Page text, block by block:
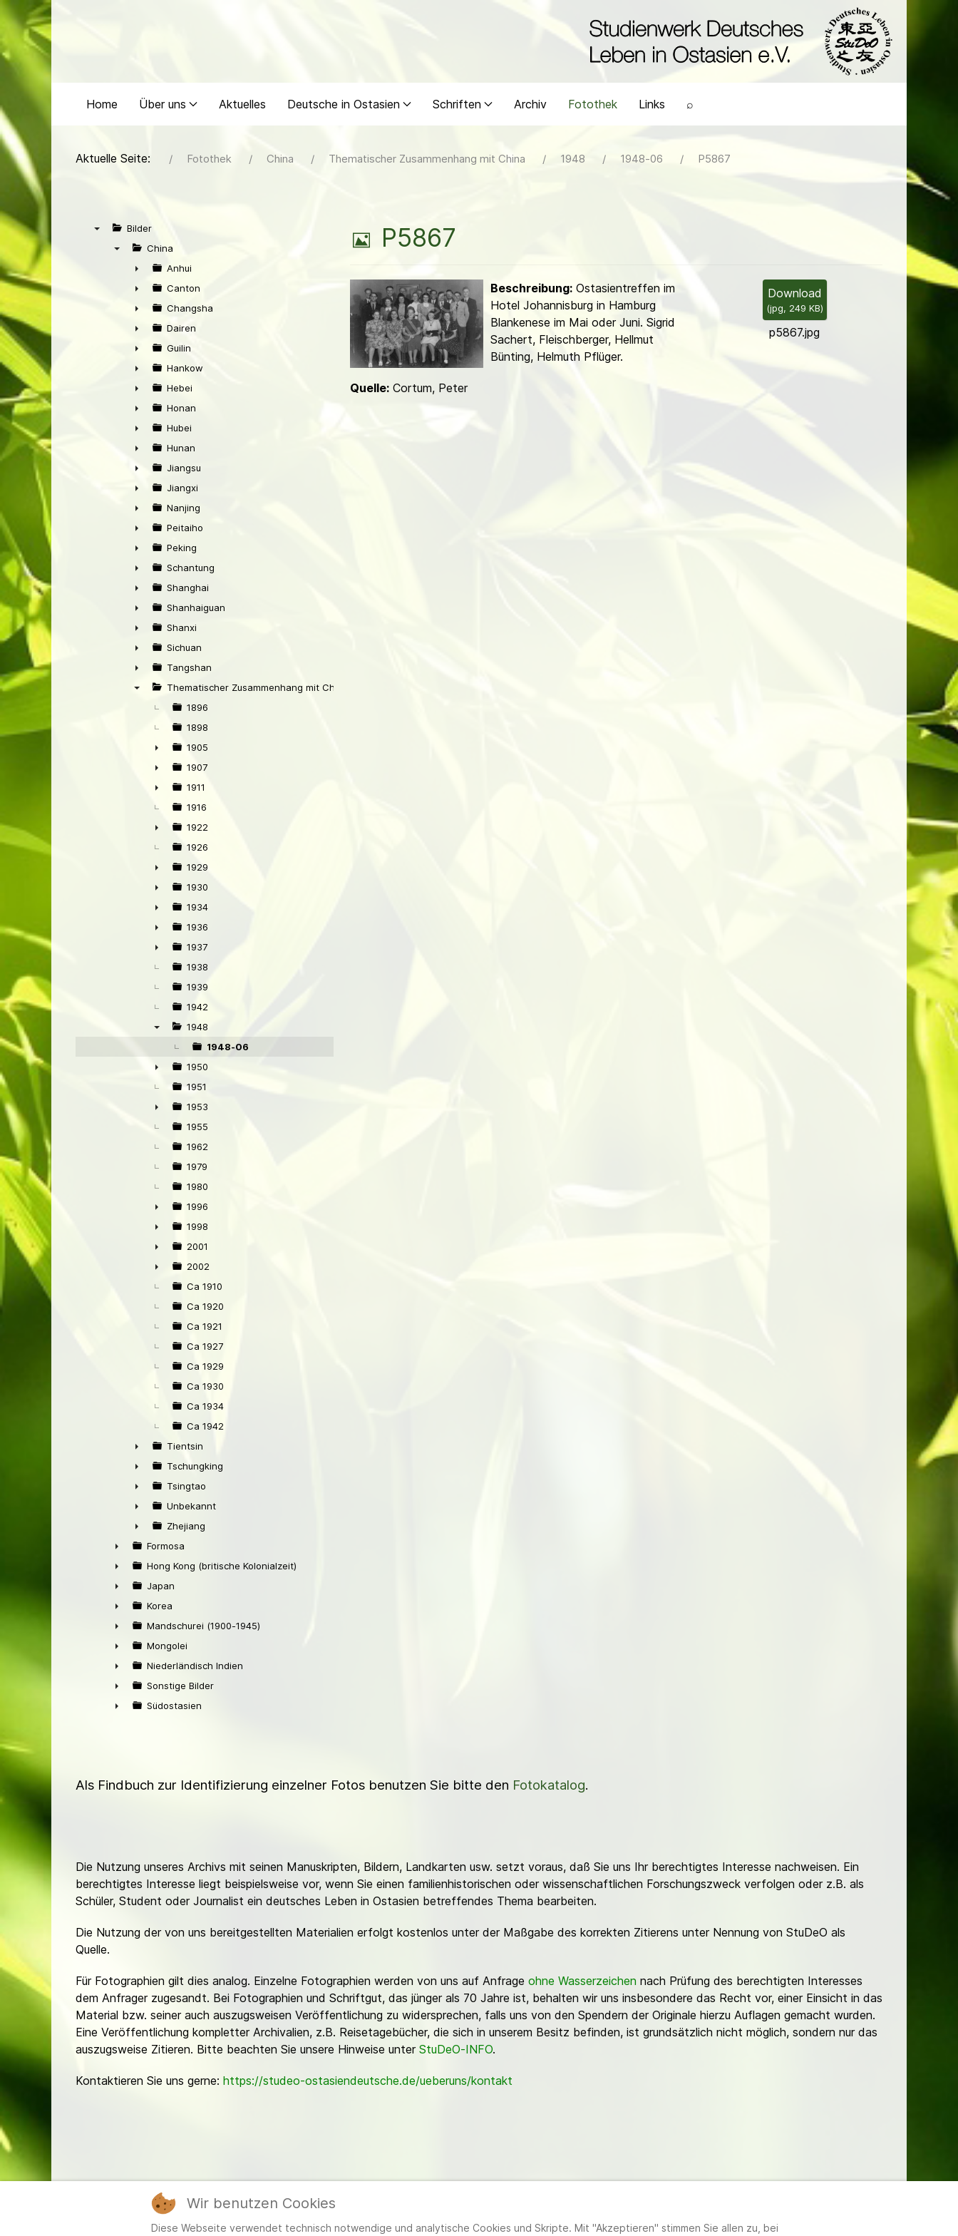
Home Über uns Aktuelles Deutsche in Ostasien Schriften Archiv Fotothek Links ⌕
Aktuelle Seite: Fotothek China Thematischer Zusammenhang mit China 1948 1948-06 P5867
Bilder
China
►
Anhui
►
Canton
►
Changsha
►
Dairen
►
Guilin
►
Hankow
►
Hebei
►
Honan
►
Hubei
►
Hunan
►
Jiangsu
►
Jiangxi
►
Nanjing
►
Peitaiho
►
Peking
►
Schantung
►
Shanghai
►
Shanhaiguan
►
Shanxi
►
Sichuan
►
Tangshan
Thematischer Zusammenhang mit China
1896
1898
►
1905
►
1907
►
1911
1916
►
1922
1926
►
1929
►
1930
►
1934
►
1936
►
1937
1938
1939
1942
1948
1948-06
►
1950
1951
►
1953
1955
1962
1979
1980
►
1996
►
1998
►
2001
►
2002
Ca 1910
Ca 1920
Ca 1921
Ca 1927
Ca 1929
Ca 1930
Ca 1934
Ca 1942
►
Tientsin
►
Tschungking
►
Tsingtao
►
Unbekannt
►
Zhejiang
►
Formosa
►
Hong Kong (britische Kolonialzeit)
►
Japan
►
Korea
►
Mandschurei (1900-1945)
►
Mongolei
►
Niederländisch Indien
►
Sonstige Bilder
Südostasien
B
l
d
P5867
Download
(jpg, 249 KB)
p5867.jpg
Beschreibung:Ostasientreffen im
Hotel Johannisburg in Hamburg
Blankenese im Mai oder Juni. Sigrid
Sachert, Fleischberger, Hellmut
Bünting, Helmuth Pflüger.
Quelle:Cortum, Peter
Als Findbuch zur Identifizierung einzelner Fotos benutzen Sie bitte den Fotokatalog.
Die Nutzung unseres Archivs mit seinen Manuskripten, Bildern, Landkarten usw. setzt voraus, daß Sie uns Ihr berechtigtes Interesse nachweisen. Ein
berechtigtes Interesse liegt beispielsweise vor, wenn Sie einen familienhistorischen oder wissenschaftlichen Forschungszweck verfolgen oder z.B. als
Schüler, Student oder Journalist ein deutsches Leben in Ostasien betreffendes Thema bearbeiten.
Die Nutzung der von uns bereitgestellten Materialien erfolgt kostenlos unter der Maßgabe des korrekten Zitierens unter Nennung von StuDeO als
Quelle.
Für Fotographien gilt dies analog. Einzelne Fotographien werden von uns auf Anfrage ohne Wasserzeichen nach Prüfung des berechtigten Interesses
dem Anfrager zugesandt. Bei Fotographien und Schriftgut, das jünger als 70 Jahre ist, behalten wir uns insbesondere das Recht vor, einer Einsicht in das
Material bzw. seiner auch auszugsweisen Veröffentlichung zu widersprechen, falls uns von den Spendern der Originale hierzu Auflagen gemacht wurden.
Eine Veröffentlichung kompletter Archivalien, z.B. Reisetagebücher, die sich in unserem Besitz befinden, ist grundsätzlich nicht möglich, sondern nur das
auszugsweise Zitieren. Bitte beachten Sie unsere Hinweise unter StuDeO-INFO.
Kontaktieren Sie uns gerne: https://studeo-ostasiendeutsche.de/ueberuns/kontakt
Mitglieder
Wir benutzen Cookies
Diese Webseite verwendet technisch notwendige und analytische Cookies und Skripte. Mit "Akzeptieren" stimmen Sie allen zu, bei